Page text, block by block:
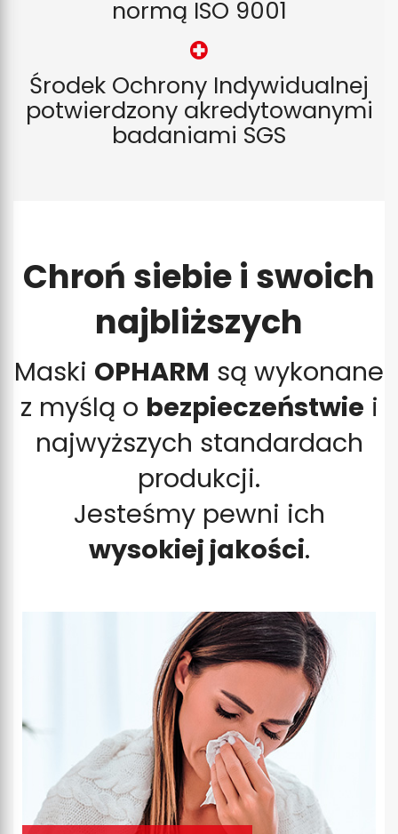
normą ISO 9001
Środek Ochrony Indywidualnej
potwierdzony akredytowanymi
badaniami SGS
Chroń siebie i swoich
najbliższych
Maski OPHARM są wykonane
z myślą o bezpieczeństwie i
najwyższych standardach
produkcji.
Jesteśmy pewni ich
wysokiej jakości.